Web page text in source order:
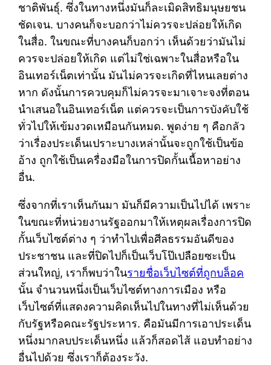
ชาติพันธุ์. ซึ่งในทางหนึ่งมันก็ละเมิดสิทธิมนุษยชน
ชัดเจน. บางคนก็จะบอกว่าไม่ควรจะปล่อยให้เกิด
ในสื่อ. ในขณะที่บางคนก็บอกว่า เห็นด้วยว่ามันไม่
ควรจะปล่อยให้เกิด แต่ไม่ใช่เฉพาะในสื่อหรือใน
อินเทอร์เน็ตเท่านั้น มันไม่ควรจะเกิดที่ไหนเลยต่าง
หาก ดังนั้นการควบคุมก็ไม่ควรจะมาเจาะจงที่ตอน
นำเสนอในอินเทอร์เน็ต แต่ควรจะเป็นการบังคับใช้
ทั่วไปให้เข้มงวดเหมือนกันหมด. พูดง่าย ๆ คือกลัว
ว่าเรื่องประเด็นเปราะบางเหล่านั้นจะถูกใช้เป็นข้อ
อ้าง ถูกใช้เป็นเครื่องมือในการปิดกั้นเนื้อหาอย่าง
อื่น.
ซึ่งจากที่เราเห็นกันมา มันก็มีความเป็นไปได้ เพราะ
ในขณะที่หน่วยงานรัฐออกมาให้เหตุผลเรื่องการปิด
กั้นเว็บไซต์ต่าง ๆ ว่าทำไปเพื่อศีลธรรมอันดีของ
ประชาชน และที่ปิดไปก็เป็นเว็บโป๊เปลือยซะเป็น
ส่วนใหญ่, เราก็พบว่าในรายชื่อเว็บไซต์ที่ถูกบล็อค
นั้น จำนวนหนึ่งเป็นเว็บไซต์ทางการเมือง หรือ
เว็บไซต์ที่แสดงความคิดเห็นไปในทางที่ไม่เห็นด้วย
กับรัฐหรือคณะรัฐประหาร. คือมันมีการเอาประเด็น
หนึ่งมากลบประเด็นหนึ่ง แล้วก็สอดไส้ แอบทำอย่าง
อื่นไปด้วย ซึ่งเราก็ต้องระวัง.